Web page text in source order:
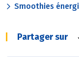
Smoothies
Partager sur